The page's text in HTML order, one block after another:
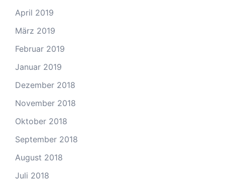
April 2019
März 2019
Februar 2019
Januar 2019
Dezember 2018
November 2018
Oktober 2018
September 2018
August 2018
Juli 2018